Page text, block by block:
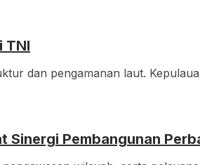
TNI
dan pengamanan laut.
Sinergi Pembangunan